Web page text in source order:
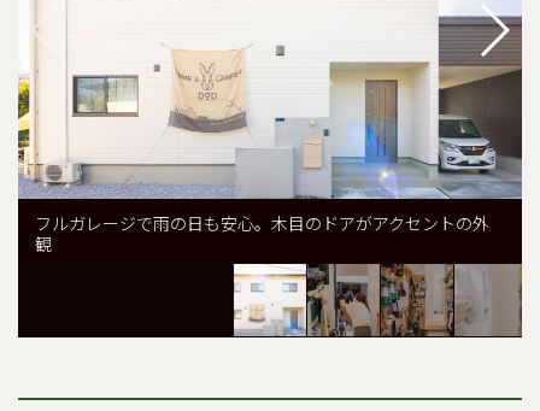
フルガレージで雨の日も安心。木目のドアがアクセントの外
観